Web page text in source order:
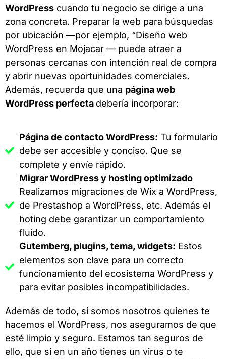
WordPress cuando tu negocio se dirige a una
zona concreta. Preparar la web para búsquedas
por ubicación —por ejemplo, “Diseño web
WordPress en Mojacar — puede atraer a
personas cercanas con intención real de compra
y abrir nuevas oportunidades comerciales.
Además, recuerda que una página web
WordPress perfecta debería incorporar:
Página de contacto WordPress: Tu formulario
debe ser accesible y conciso. Que se
complete y envíe rápido.
Migrar WordPress y hosting optimizado
Realizamos migraciones de Wix a WordPress,
de Prestashop a WordPress, etc. Además el
hoting debe garantizar un comportamiento
fluído.
Gutemberg, plugins, tema, widgets: Estos
elementos son clave para un correcto
funcionamiento del ecosistema WordPress y
para evitar posibles incompatibilidades.
Además de todo, si somos nosotros quienes te
hacemos el WordPress, nos aseguramos de que
esté limpio y seguro. Estamos tan seguros de
ello, que si en un año tienes un virus o te